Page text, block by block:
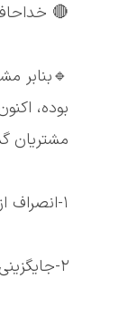
🔴 خداحافظی با
🔹بنابر
بوده،
مشتریان
۱-انصراف از خرید با دریافت سود سالیانه ۱۰۰٪ با هدف حفظ ارزش سرمایه
۲-جایگزینی لاماری با نیسان قشقایی و سود ۱۰۰٪ سالانه